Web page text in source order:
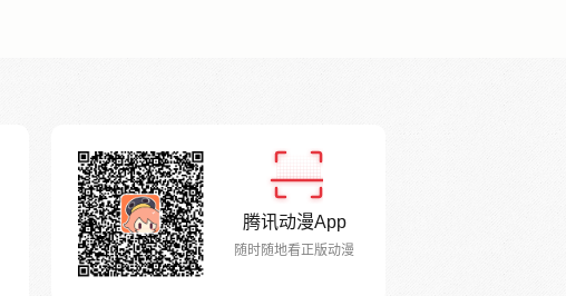
腾讯动漫App
随时随地看正版动漫